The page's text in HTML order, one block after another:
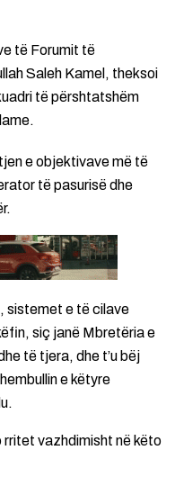
të Forumit të
Saleh Kamel, theksoi
të përshtatshëm
e objektivave më të
të pasurisë dhe
sistemet e të cilave
siç janë Mbretëria e
të tjera, dhe t’u bëj
e këtyre
rritet vazhdimisht në këto